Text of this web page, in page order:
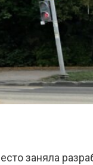
заняла